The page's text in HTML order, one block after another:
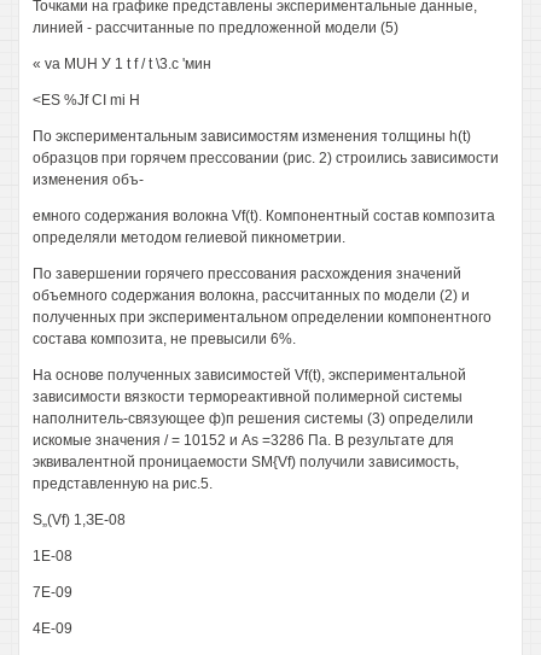
Точками на графике представлены экспериментальные данные,
линией - рассчитанные по предложенной модели (5)
« va MUH У 1 t f / t \3.c 'мин
<ES %Jf CI mi H
По экспериментальным зависимостям изменения толщины h(t)
образцов при горячем прессовании (рис. 2) строились зависимости
изменения объ-
емного содержания волокна Vf(t). Компонентный состав композита
определяли методом гелиевой пикнометрии.
По завершении горячего прессования расхождения значений
объемного содержания волокна, рассчитанных по модели (2) и
полученных при экспериментальном определении компонентного
состава композита, не превысили 6%.
На основе полученных зависимостей Vf(t), экспериментальной
зависимости вязкости термореактивной полимерной системы
наполнитель-связующее ф)п решения системы (3) определили
искомые значения / = 10152 и As =3286 Па. В результате для
эквивалентной проницаемости SM{Vf) получили зависимость,
представленную на рис.5.
S„(Vf) 1,ЗЕ-08
1Е-08
7Е-09
4Е-09